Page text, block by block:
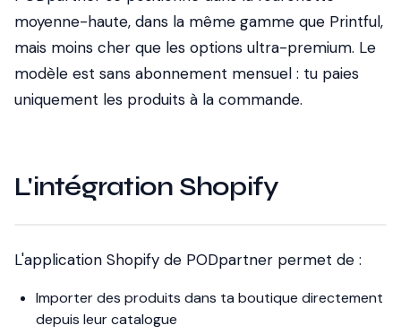
moyenne-haute, dans la même gamme que Printful,
mais moins cher que les options ultra-premium. Le
modèle est sans abonnement mensuel : tu paies
uniquement les produits à la commande.
L'intégration Shopify
L'application Shopify de PODpartner permet de :
Importer des produits dans ta boutique directement
depuis leur catalogue